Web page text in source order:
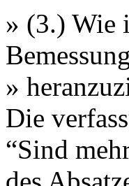
» (3.) Wie
»
Die
“Sind